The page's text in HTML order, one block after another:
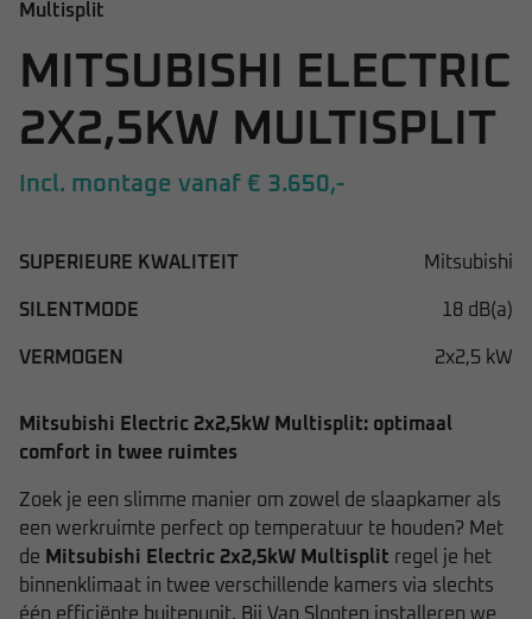
Multisplit
MITSUBISHI ELECTRIC
2X2,5KW MULTISPLIT
Incl. montage vanaf € 3.650,-
SUPERIEURE KWALITEIT Mitsubishi
SILENTMODE 18 dB(a)
VERMOGEN 2x2,5 kW
Mitsubishi Electric 2x2,5kW Multisplit: optimaal
comfort in twee ruimtes
Zoek je een slimme manier om zowel de slaapkamer als
een werkruimte perfect op temperatuur te houden? Met
de Mitsubishi Electric 2x2,5kW Multisplit regel je het
binnenklimaat in twee verschillende kamers via slechts
één efficiënte buitenunit. Bij Van Slooten installeren we